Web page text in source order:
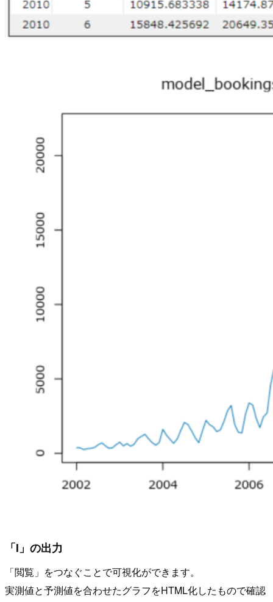
「I」の出力
「閲覧」をつなぐことで可視化ができます。
実測値と予測値を合わせたグラフをHTML化したもので確認